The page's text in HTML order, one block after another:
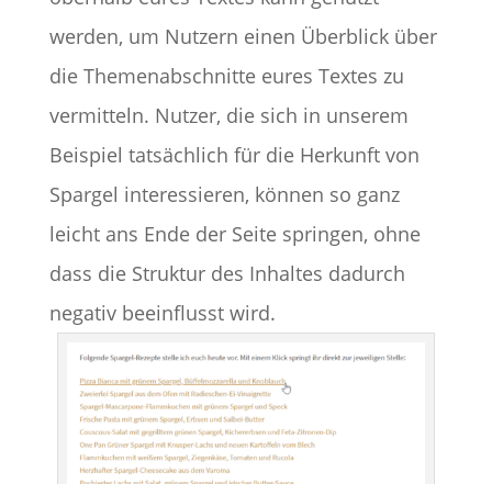
werden, um Nutzern einen Überblick über
die Themenabschnitte eures Textes zu
vermitteln. Nutzer, die sich in unserem
Beispiel tatsächlich für die Herkunft von
Spargel interessieren, können so ganz
leicht ans Ende der Seite springen, ohne
dass die Struktur des Inhaltes dadurch
negativ beeinflusst wird.